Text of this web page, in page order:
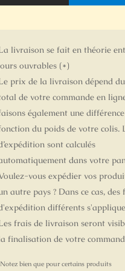
livraison se fait en théorie
ouvrables (*)
prix de la livraison dépend
de votre commande en
également une
du poids de votre colis.
sont calculés
dans votre
vous expédier vos
autre pays ? Dans ce cas, des
différents
frais de livraison seront
finalisation de votre
bien que pour certains produits